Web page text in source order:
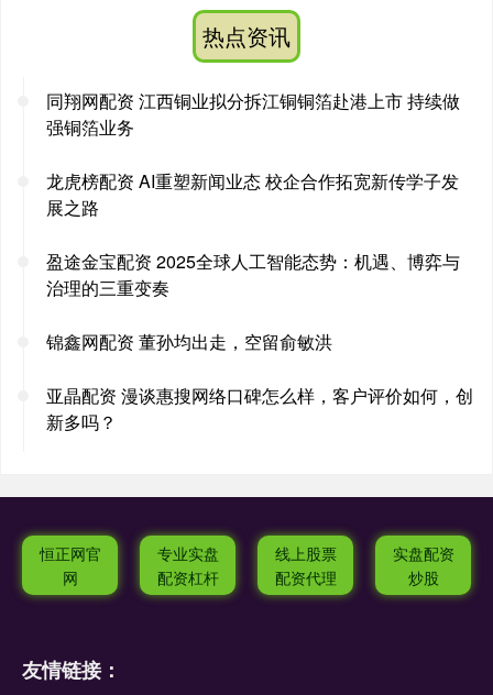
热点资讯
同翔网配资 江西铜业拟分拆江铜铜箔赴港上市 持续做
强铜箔业务
龙虎榜配资 AI重塑新闻业态 校企合作拓宽新传学子发
展之路
盈途金宝配资 2025全球人工智能态势：机遇、博弈与
治理的三重变奏
锦鑫网配资 董孙均出走，空留俞敏洪
亚晶配资 漫谈惠搜网络口碑怎么样，客户评价如何，创
新多吗？
恒正网官
网
专业实盘
配资杠杆
线上股票
配资代理
实盘配资
炒股
友情链接：